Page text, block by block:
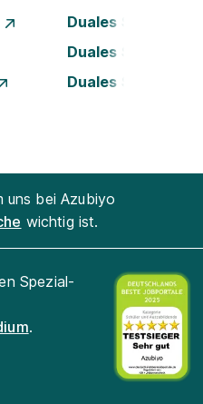
Duales Studium
Duales Studium
Duales Studium
uns bei Azubiyo
wichtig ist.
Spezial-
.